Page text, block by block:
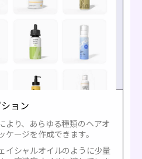
ョン
より、あらゆる種類のヘアオ
ージを作成できます。
イシャルオイルのように少量